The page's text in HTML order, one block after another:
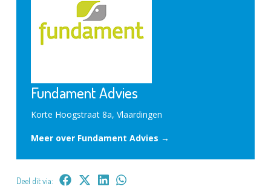
Fundament Advies
Korte Hoogstraat 8a, Vlaardingen
Meer over Fundament Advies →
Deel dit via: